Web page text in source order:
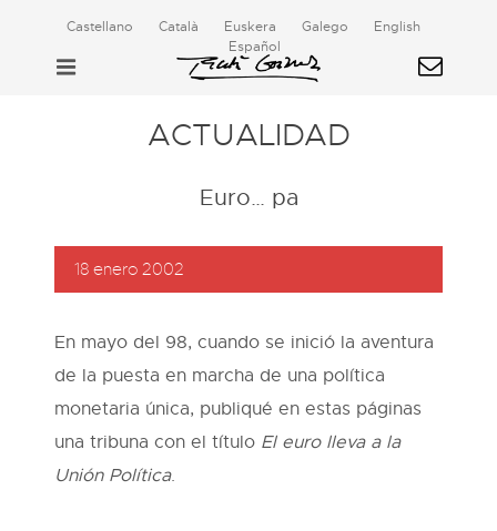
Castellano Català Euskera Galego
English
Español
ACTUALIDAD
Euro… pa
18 enero 2002
En mayo del 98, cuando se inició la aventura
de la puesta en marcha de una política
monetaria única, publiqué en estas páginas
una tribuna con el título El euro lleva a la
Unión Política.